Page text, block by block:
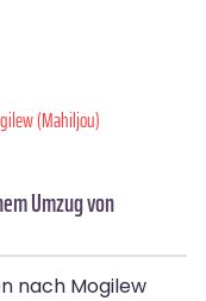
(Mahiljou)
Umzug von
nach Mogilew